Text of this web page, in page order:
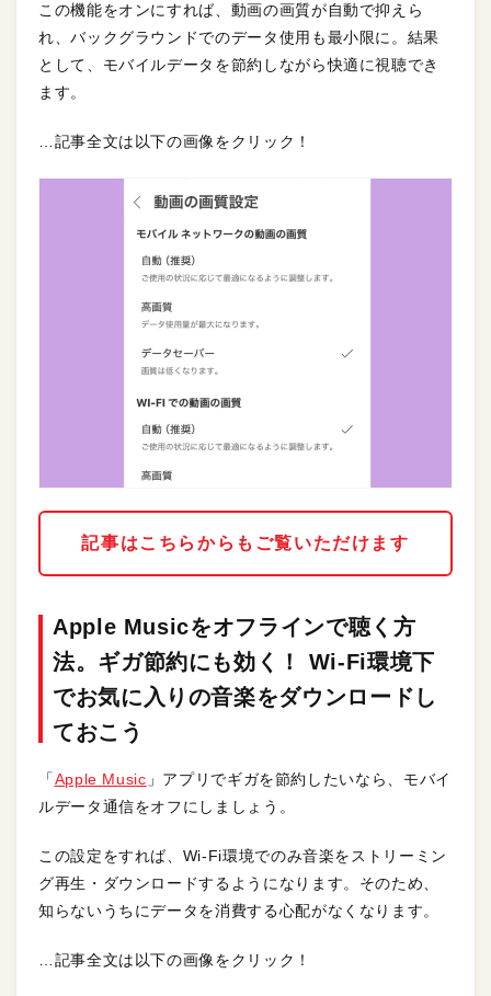
この機能をオンにすれば、動画の画質が自動で抑えら
れ、バックグラウンドでのデータ使用も最小限に。結果
として、モバイルデータを節約しながら快適に視聴でき
ます。
…記事全文は以下の画像をクリック！
記事はこちらからもご覧いただけます
Apple Musicをオフラインで聴く方
法。ギガ節約にも効く！ Wi-Fi環境下
でお気に入りの音楽をダウンロードし
ておこう
「Apple Music 」アプリでギガを節約したいなら、モバイ
ルデータ通信をオフにしましょう。
この設定をすれば、Wi-Fi環境でのみ音楽をストリーミン
グ再生・ダウンロードするようになります。そのため、
知らないうちにデータを消費する心配がなくなります。
…記事全文は以下の画像をクリック！